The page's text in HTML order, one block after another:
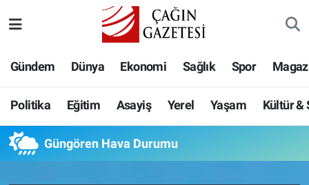
Gündem Dünya Ekonomi Sağlık Spor
Politika Eğitim Asayiş Yerel Yaşam Kültür &
Güngören Hava Durumu
Eğitim
Asayiş
Yerel
Hava Durumu
Namaz Vakitleri
Trafik Durumu